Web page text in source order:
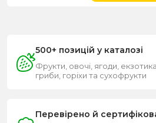
500+ позицій у каталозі
Фрукти, овочі, ягоди,
гриби, горіхи та сухофрукти
Перевірено й